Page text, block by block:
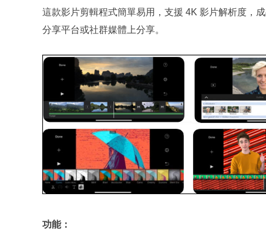
這款影片剪輯程式簡單易用，支援 4K 影片解析度，
分享平台或社群媒體上分享。
功能：